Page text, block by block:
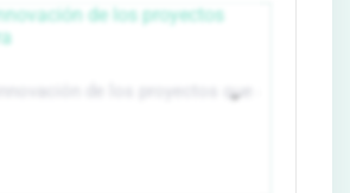
de los proyectos